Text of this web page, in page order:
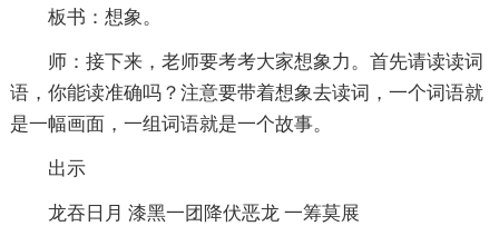
板书：想象。
师：接下来，老师要考考大家想象力。首先请读读词
语，你能读准确吗？注意要带着想象去读词，一个词语就
是一幅画面，一组词语就是一个故事。
出示
龙吞日月 漆黑一团降伏恶龙 一筹莫展